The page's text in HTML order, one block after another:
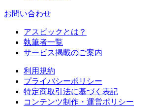
お問い合わせ
アスピックとは？
執筆者一覧
サービス掲載のご案内
利用規約
プライバシーポリシー
特定商取引法に基づく表記
コンテンツ制作・運営ポリシー